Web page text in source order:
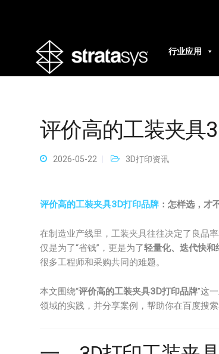
行业应用
评价高的工装夹具
2026-05-22 3D打印资讯
评价高的工装夹具3D打印品牌 ：怎样选，才
在制造业产线里，工装夹具往往决定了良品
仅是为了“省钱”，更是为了轻量化、迭代快和
很多工程师和采购共同的难题。
本文围绕“评价高的工装夹具3D打印品牌”这
领域的实践，并分享案例，帮助你在百度搜